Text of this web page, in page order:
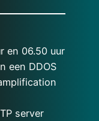
en 06.50 uur
een DDOS
server